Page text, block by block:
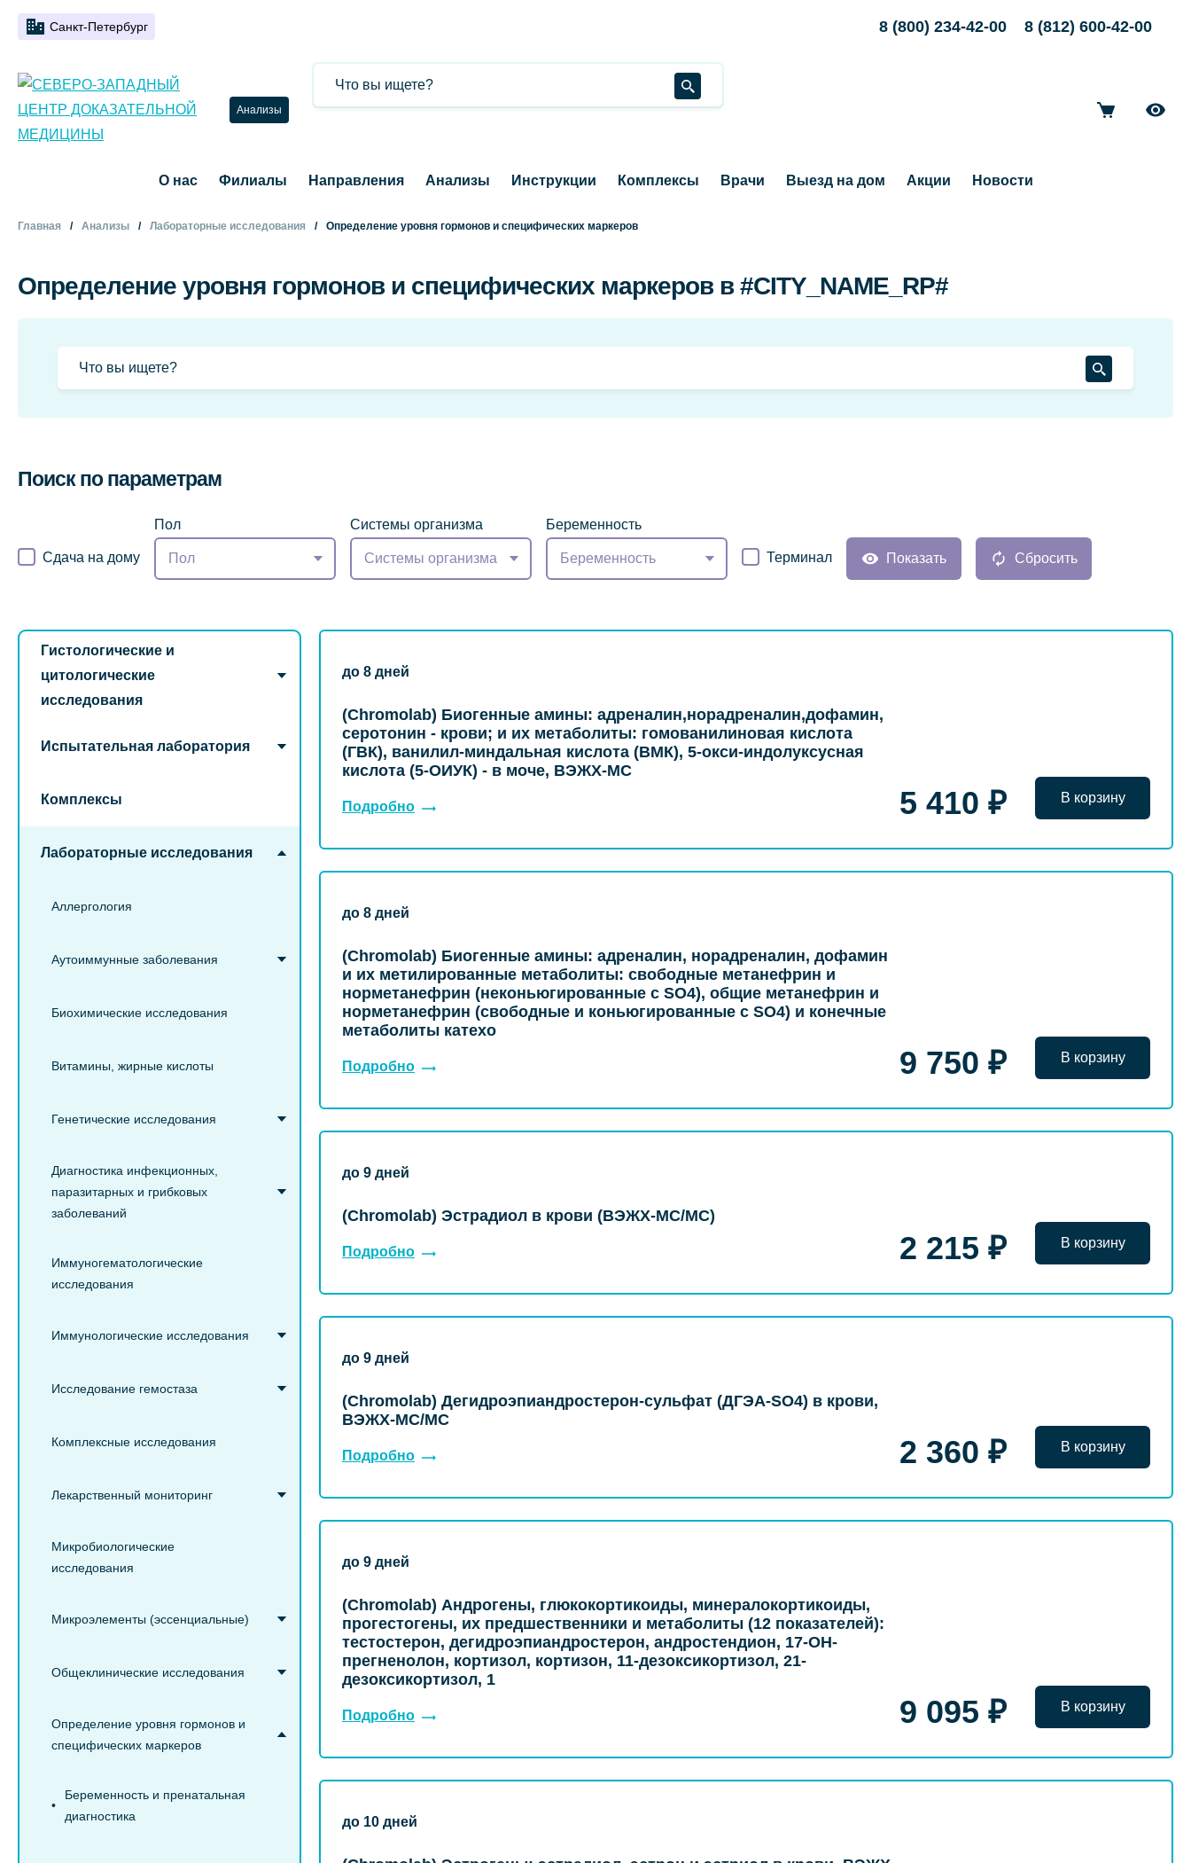
Санкт-Петербург 8 (800) 234-42-00 8 (812) 600-42-00
Анализы
О нас Филиалы Направления Анализы Инструкции Комплексы Врачи Выезд на дом Акции Новости
Главная Анализы Лабораторные исследования Определение уровня гормонов и специфических маркеров
Определение уровня гормонов и специфических маркеров в #CITY_NAME_RP#
Поиск по параметрам
Сдача на дому
Пол
Пол
Системы организма
Системы организма
Беременность
Беременность Терминал Показать Сбросить
Гистологические и
цитологические
исследования
Испытательная лаборатория
Комплексы
Лабораторные исследования
Аллергология
Аутоиммунные заболевания
Биохимические исследования
Витамины, жирные кислоты
Генетические исследования
Диагностика инфекционных,
паразитарных и грибковых
заболеваний
Иммуногематологические
исследования
Иммунологические исследования
Исследование гемостаза
Комплексные исследования
Лекарственный мониторинг
Микробиологические
исследования
Микроэлементы (эссенциальные)
Общеклинические исследования
Определение уровня гормонов и
специфических маркеров
Беременность и пренатальная
диагностика
до 8 дней
(Chromolab) Биогенные амины: адреналин,норадреналин,дофамин,
серотонин - крови; и их метаболиты: гомованилиновая кислота
(ГВК), ванилил-миндальная кислота (ВМК), 5-окси-индолуксусная
кислота (5-ОИУК) - в моче, ВЭЖХ-МС
Подробно 5 410 ₽ В корзину
до 8 дней
(Chromolab) Биогенные амины: адреналин, норадреналин, дофамин
и их метилированные метаболиты: свободные метанефрин и
норметанефрин (неконьюгированные с SO4), общие метанефрин и
норметанефрин (свободные и коньюгированные с SO4) и конечные
метаболиты катехо
Подробно 9 750 ₽ В корзину
до 9 дней
(Chromolab) Эстрадиол в крови (ВЭЖХ-МС/МС)
Подробно 2 215 ₽ В корзину
до 9 дней
(Chromolab) Дегидроэпиандростерон-сульфат (ДГЭА-SO4) в крови,
ВЭЖХ-МС/МС
Подробно 2 360 ₽ В корзину
до 9 дней
(Chromolab) Андрогены, глюкокортикоиды, минералокортикоиды,
прогестогены, их предшественники и метаболиты (12 показателей):
тестостерон, дегидроэпиандростерон, андростендион, 17-ОН-
прегненолон, кортизол, кортизон, 11-дезоксикортизол, 21-
дезоксикортизол, 1
Подробно 9 095 ₽ В корзину
до 10 дней